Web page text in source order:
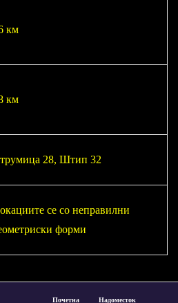
км
км
28, Штип 32
се со неправилни
форми
Почетна
Надоместок